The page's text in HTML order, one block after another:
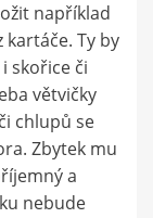
například
kartáče. Ty by
skořice či
větvičky
chlupů se
Zbytek mu
a
nebude